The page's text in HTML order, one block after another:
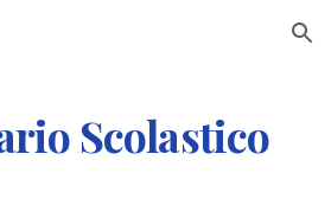
Skip to navigation
Scolastico